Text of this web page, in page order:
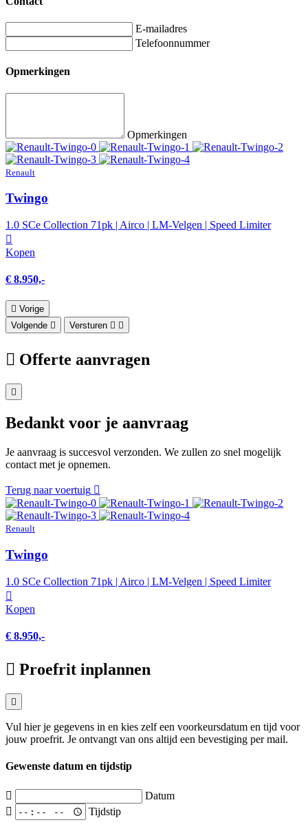
E-mailadres
Telefoonnummer
Opmerkingen
Opmerkingen
Renault
Twingo
1.0 SCe Collection 71pk | Airco | LM-Velgen | Speed Limiter
Kopen
€ 8.950,-
Vorige
Volgende
Versturen
Offerte aanvragen
Bedankt voor je aanvraag
Je aanvraag is succesvol verzonden. We zullen zo snel mogelijk
contact met je opnemen.
Terug naar voertuig
Renault
Twingo
1.0 SCe Collection 71pk | Airco | LM-Velgen | Speed Limiter
Kopen
€ 8.950,-
Proefrit inplannen
Vul hier je gegevens in en kies zelf een voorkeursdatum en tijd voor
jouw proefrit. Je ontvangt van ons altijd een bevestiging per mail.
Gewenste datum en tijdstip
Datum
Tijdstip